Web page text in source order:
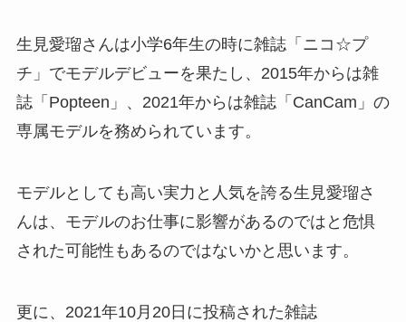
生見愛瑠さんは小学6年生の時に雑誌「ニコ☆プ
チ」でモデルデビューを果たし、2015年からは雑
誌「Popteen」、2021年からは雑誌「CanCam」の
専属モデルを務められています。
モデルとしても高い実力と人気を誇る生見愛瑠さ
んは、モデルのお仕事に影響があるのではと危惧
された可能性もあるのではないかと思います。
更に、2021年10月20日に投稿された雑誌